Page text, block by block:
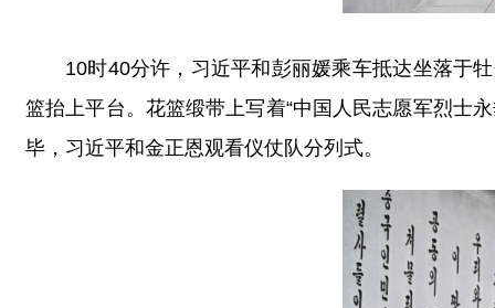
10时40分许，习近平和彭丽媛乘车抵达坐落于
篮抬上平台。花篮缎带上写着“中国人民志愿军烈士
毕，习近平和金正恩观看仪仗队分列式。